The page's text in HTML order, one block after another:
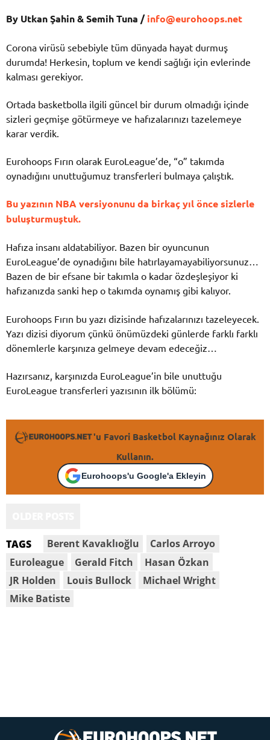
By Utkan Şahin & Semih Tuna /info@eurohoops.net
Corona virüsü sebebiyle tüm dünyada hayat durmuş
durumda! Herkesin, toplum ve kendi sağlığı için evlerinde
kalması gerekiyor.
Ortada basketbolla ilgili güncel bir durum olmadığı içinde
sizleri geçmişe götürmeye ve hafızalarınızı tazelemeye
karar verdik.
Eurohoops Fırın olarak EuroLeague’de, “o” takımda
oynadığını unuttuğumuz transferleri bulmaya çalıştık.
Bu yazının NBA versiyonunu da birkaç yıl önce sizlerle
buluşturmuştuk.
Hafıza insanı aldatabiliyor. Bazen bir oyuncunun
EuroLeague’de oynadığını bile hatırlayamayabiliyorsunuz…
Bazen de bir efsane bir takımla o kadar özdeşleşiyor ki
hafızanızda sanki hep o takımda oynamış gibi kalıyor.
Eurohoops Fırın bu yazı dizisinde hafızalarınızı tazeleyecek.
Yazı dizisi diyorum çünkü önümüzdeki günlerde farklı farklı
dönemlerle karşınıza gelmeye devam edeceğiz…
Hazırsanız, karşınızda EuroLeague’in bile unuttuğu
EuroLeague transferleri yazısının ilk bölümü:
'u Favori Basketbol Kaynağınız Olarak
Kullanın.
Eurohoops'u Google'a Ekleyin
TAGS Berent Kavaklıoğlu
Carlos Arroyo
Euroleague
Gerald Fitch
Hasan Özkan
JR Holden
Louis Bullock
Michael Wright
Mike Batiste